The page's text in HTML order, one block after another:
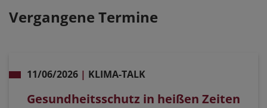
Vergangene Termine
11/06/2026 | KLIMA-TALK
Gesundheitsschutz in heißen Zeiten